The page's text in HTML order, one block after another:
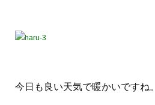
今日も良い天気で暖かいですね。